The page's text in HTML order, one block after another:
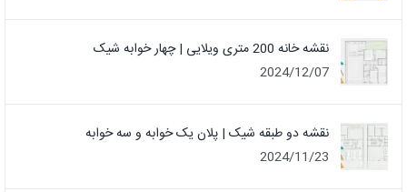
نقشه خانه 200 متری ویلایی | چهار خوابه شیک
2024/12/07
نقشه دو طبقه شیک | پلان یک خوابه و سه خوابه
2024/11/23